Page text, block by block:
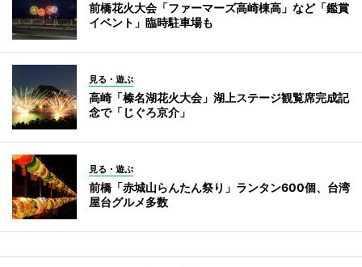
前橋花火大会「ファーマーズ高崎棟高」など「鑑賞
イベント」臨時駐車場も
見る・遊ぶ
高崎「榛名湖花火大会」湖上ステージ観覧席完成記
念で「じぐろ京介」
見る・遊ぶ
前橋「赤城山らんたん祭り」ランタン600個、台湾
屋台グルメ多数